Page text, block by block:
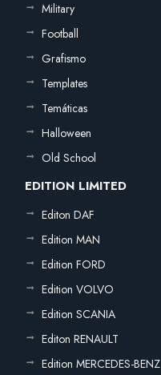
Military
Football
Grafismo
Templates
Temáticas
Halloween
Old School
EDITION LIMITED
Editon DAF
Edition MAN
Edition FORD
Edition VOLVO
Edition SCANIA
Editon RENAULT
Edition MERCEDES-BENZ